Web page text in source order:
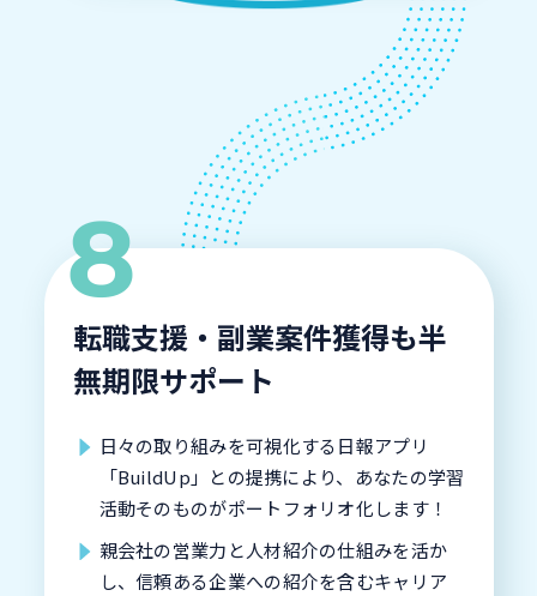
転職支援・副業案件獲得も半
無期限サポート
日々の取り組みを可視化する日報アプリ
「BuildUp」との提携により、あなたの学習
活動そのものがポートフォリオ化します！
親会社の営業力と人材紹介の仕組みを活か
し、信頼ある企業への紹介を含むキャリア